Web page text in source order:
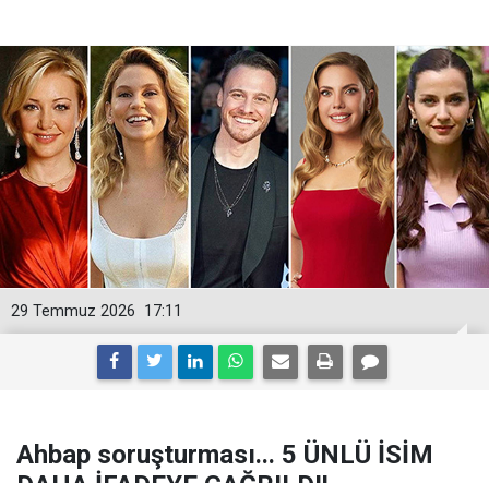
17:11
29 Temmuz 2026
Ahbap soruşturması... 5 ÜNLÜ İSİM